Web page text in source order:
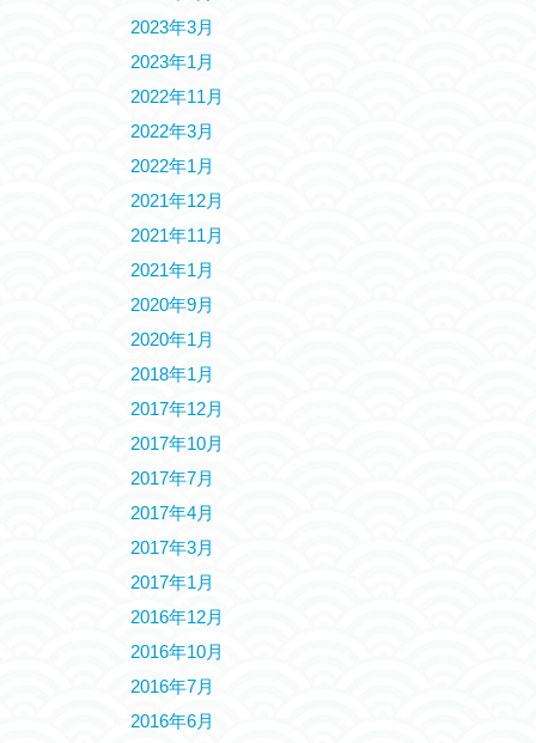
2023年3月
2023年1月
2022年11月
2022年3月
2022年1月
2021年12月
2021年11月
2021年1月
2020年9月
2020年1月
2018年1月
2017年12月
2017年10月
2017年7月
2017年4月
2017年3月
2017年1月
2016年12月
2016年10月
2016年7月
2016年6月